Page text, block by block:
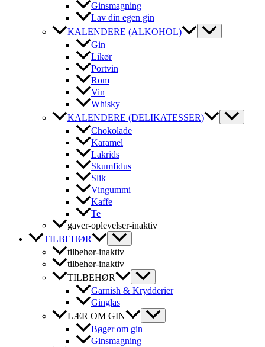
Ginsmagning
Lav din egen gin
KALENDERE (ALKOHOL)
Gin
Likør
Portvin
Rom
Vin
Whisky
KALENDERE (DELIKATESSER)
Chokolade
Karamel
Lakrids
Skumfidus
Slik
Vingummi
Kaffe
Te
gaver-oplevelser-inaktiv
TILBEHØR
tilbehør-inaktiv
tilbehør-inaktiv
TILBEHØR
Garnish & Krydderier
Ginglas
LÆR OM GIN
Bøger om gin
Ginsmagning